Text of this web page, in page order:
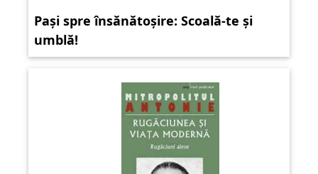
Pași spre însănătoșire: Scoală-te și
umblă!